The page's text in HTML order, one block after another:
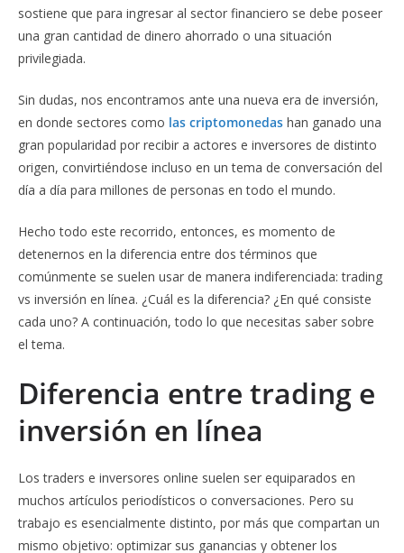
sostiene que para ingresar al sector financiero se debe poseer
una gran cantidad de dinero ahorrado o una situación
privilegiada.
Sin dudas, nos encontramos ante una nueva era de inversión,
en donde sectores como las criptomonedas han ganado una
gran popularidad por recibir a actores e inversores de distinto
origen, convirtiéndose incluso en un tema de conversación del
día a día para millones de personas en todo el mundo.
Hecho todo este recorrido, entonces, es momento de
detenernos en la diferencia entre dos términos que
comúnmente se suelen usar de manera indiferenciada: trading
vs inversión en línea. ¿Cuál es la diferencia? ¿En qué consiste
cada uno? A continuación, todo lo que necesitas saber sobre
el tema.
Diferencia entre trading e
inversión en línea
Los traders e inversores online suelen ser equiparados en
muchos artículos periodísticos o conversaciones. Pero su
trabajo es esencialmente distinto, por más que compartan un
mismo objetivo: optimizar sus ganancias y obtener los